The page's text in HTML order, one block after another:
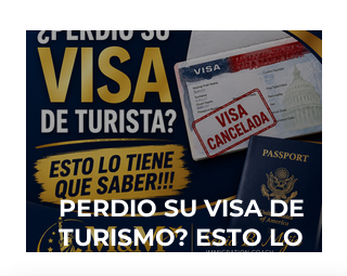
entrevistas y citas
importantes
PERDIO SU VISA DE
TURISMO? ESTO LO